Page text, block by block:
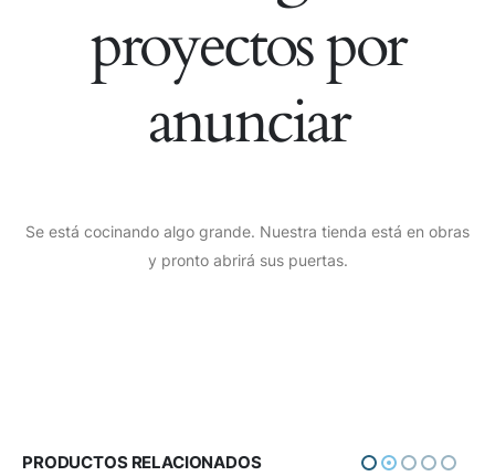
proyectos por
anunciar
Se está cocinando algo grande. Nuestra tienda está en obras
y pronto abrirá sus puertas.
PRODUCTOS RELACIONADOS